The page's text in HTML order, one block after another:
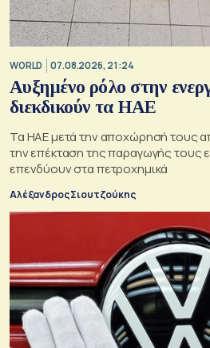
WORLD 07.08.2026, 21:24
Αυξημένο ρόλο στην
διεκδικούν τα ΗΑΕ
Τα ΗΑΕ μετά την αποχώρησή τους
την επέκταση της παραγωγής τους
επενδύουν στα πετροχημικά
Αλέξανδρος Σιουτζούκης